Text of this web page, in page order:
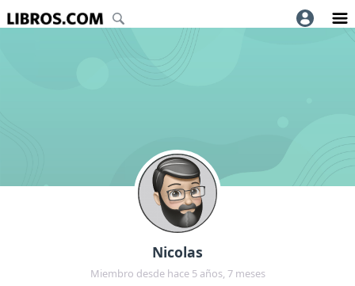
Nicolas
Miembro desde hace 5 años, 7 meses